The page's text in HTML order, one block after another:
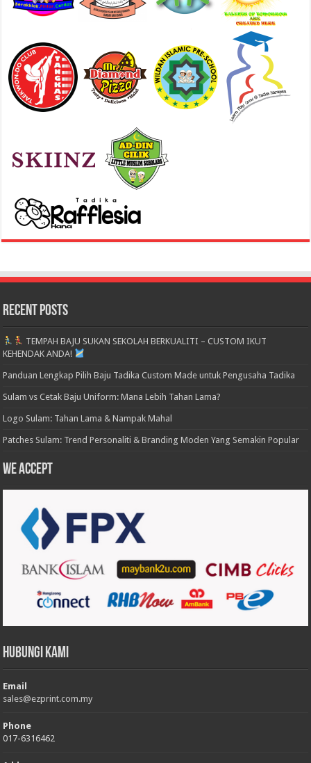
Recent Posts
TEMPAH BAJU SUKAN SEKOLAH BERKUALITI – CUSTOM IKUT
KEHENDAK ANDA!
Panduan Lengkap Pilih Baju Tadika Custom Made untuk Pengusaha Tadika
Sulam vs Cetak Baju Uniform: Mana Lebih Tahan Lama?
Logo Sulam: Tahan Lama & Nampak Mahal
Patches Sulam: Trend Personaliti & Branding Moden Yang Semakin Popular
We accept
Hubungi Kami
Email
sales@ezprint.com.my
Phone
017-6316462